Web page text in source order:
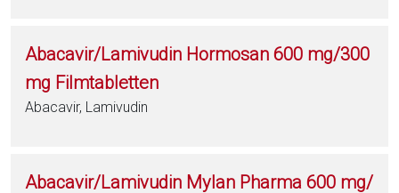
Abacavir/Lamivudin Hormosan 600 mg/300
mg Filmtabletten
Abacavir, Lamivudin
Abacavir/Lamivudin Mylan Pharma 600 mg/